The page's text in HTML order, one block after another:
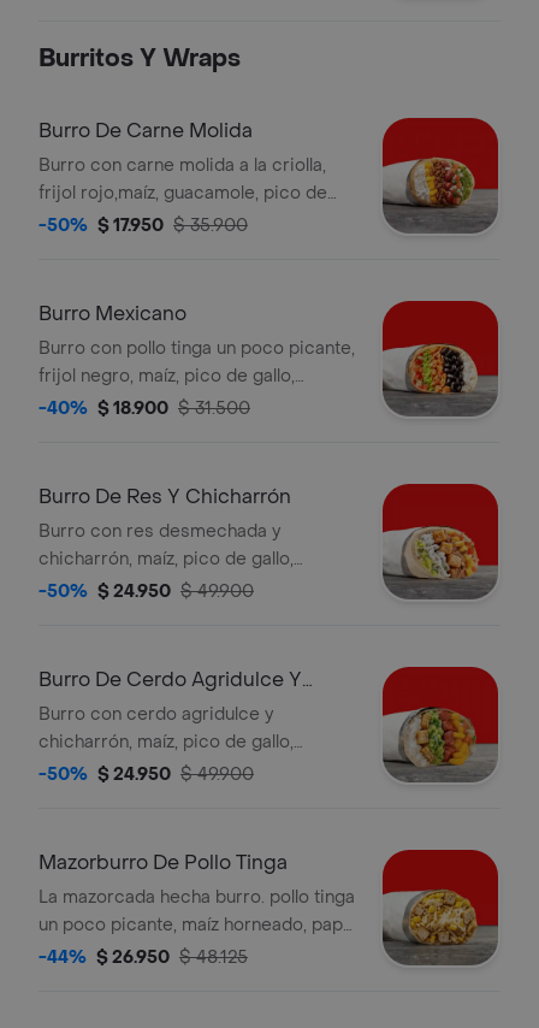
Burritos Y Wraps
Burro De Carne Molida
Burro con carne molida a la criolla,
frijol rojo,maíz, guacamole, pico de
gallo y arroz blanco en tortilla de
costo adicional.
-50% $ 17.950 $ 35.900
Burro Mexicano
Burro con pollo tinga un poco picante,
frijol negro, maíz, pico de gallo,
guacamole y arroz blanco en tortilla
-40% $ 18.900 $ 31.500
Burro De Res Y Chicharrón
Burro con res desmechada y
chicharrón, maíz, pico de gallo,
guacamole y arroz blanco en tortilla
-50% $ 24.950 $ 49.900
Burro De Cerdo Agridulce Y
Chicharrón
Burro con cerdo agridulce y
chicharrón, maíz, pico de gallo,
guacamole y arroz blanco en tortilla
-50% $ 24.950 $ 49.900
Mazorburro De Pollo Tinga
La mazorcada hecha burro. pollo tinga
un poco picante, maíz horneado, papa
fosforito, queso mozzarella y salsa
-44% $ 26.950 $ 48.125